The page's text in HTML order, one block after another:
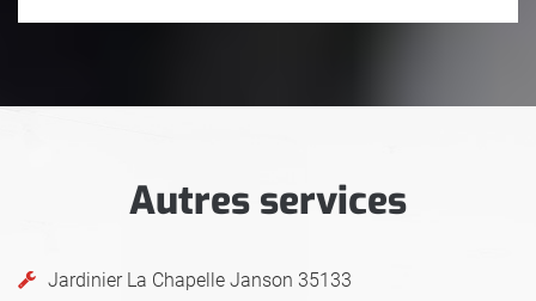
Autres services
Jardinier La Chapelle Janson 35133